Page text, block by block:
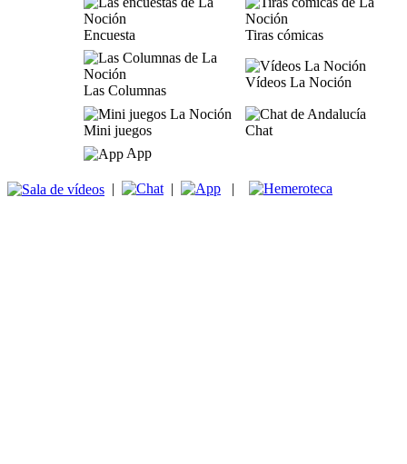
Encuesta Tiras cómicas
Las Columnas
Vídeos La Noción
Mini juegos
Chat
App
| | |